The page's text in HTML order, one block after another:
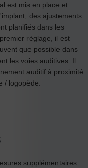
est mis en place et
des ajustements
planifiés dans les
réglage, il est
que possible dans
les voies auditives. Il
auditif à proximité
/ logopède.
supplémentaires